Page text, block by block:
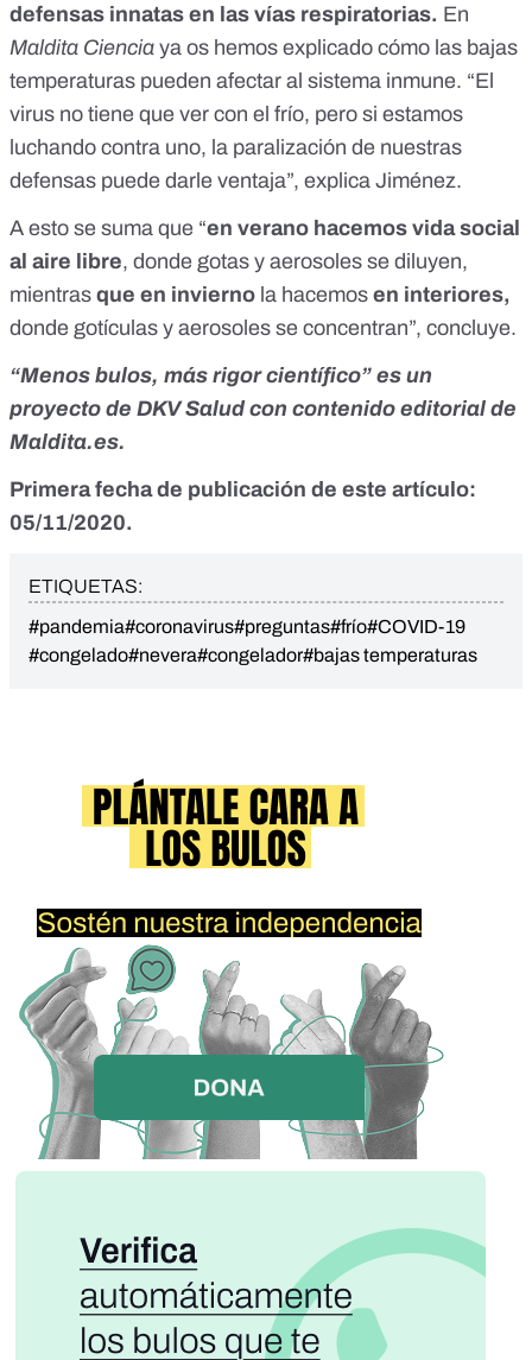
defensas innatas en las vías respiratorias. En
Maldita Ciencia ya os hemos explicado cómo las bajas
temperaturas pueden afectar al sistema inmune. “El
virus no tiene que ver con el frío, pero si estamos
luchando contra uno, la paralización de nuestras
defensas puede darle ventaja”, explica Jiménez.
A esto se suma que “en verano hacemos vida social
al aire libre, donde gotas y aerosoles se diluyen,
mientras que en invierno la hacemos en interiores,
donde gotículas y aerosoles se concentran”, concluye.
“Menos bulos, más rigor científico” es un
proyecto de DKV Salud con contenido editorial de
Maldita.es.
Primera fecha de publicación de este artículo:
05/11/2020.
ETIQUETAS:
#pandemia#coronavirus#preguntas#frío#COVID-19
#congelado#nevera#congelador#bajas temperaturas